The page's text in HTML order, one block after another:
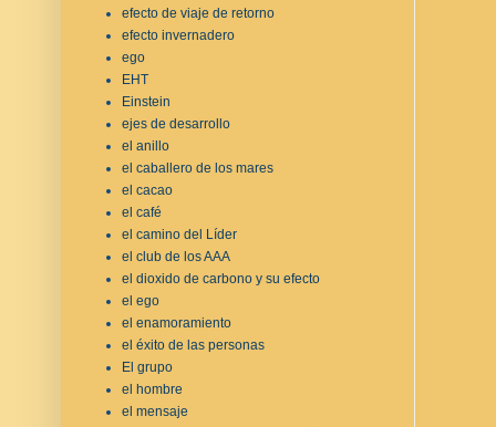
efecto de viaje de retorno
efecto invernadero
ego
EHT
Einstein
ejes de desarrollo
el anillo
el caballero de los mares
el cacao
el café
el camino del Líder
el club de los AAA
el dioxido de carbono y su efecto
el ego
el enamoramiento
el éxito de las personas
El grupo
el hombre
el mensaje